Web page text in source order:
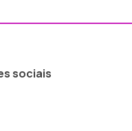
sociais
ao